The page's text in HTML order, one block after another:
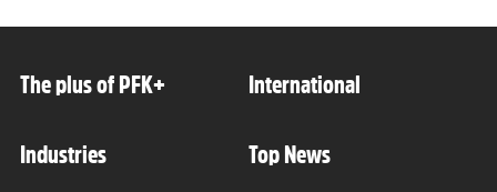
The plus of PFK+
Industries
International
Top News